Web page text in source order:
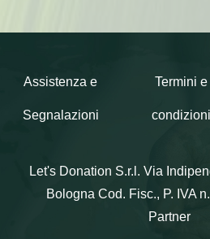
Assistenza e
Segnalazioni
Termini e
condizioni
Let's Donation S.r.l. Via
Bologna Cod. Fisc., P. IVA
Partner